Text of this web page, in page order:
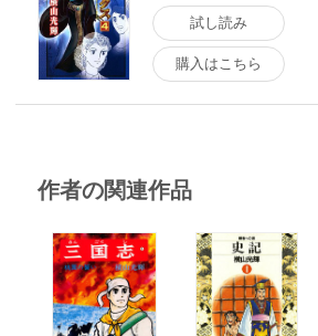
試し読み
購入はこちら
作者の関連作品